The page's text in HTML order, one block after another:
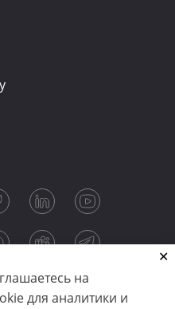
на
для аналитики и